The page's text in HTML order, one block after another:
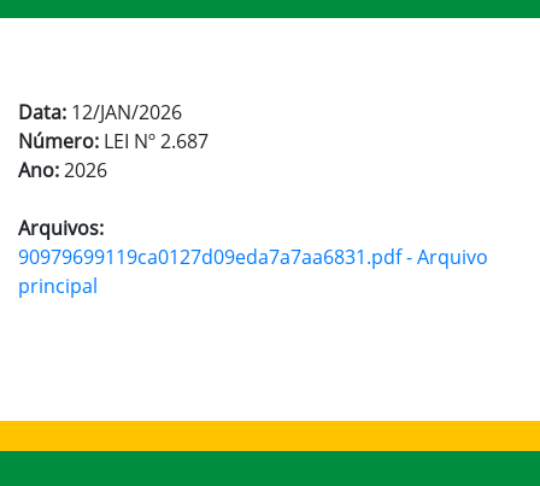
Data: 12/JAN/2026
Número: LEI Nº 2.687
Ano:2026
Arquivos:
90979699119ca0127d09eda7a7aa6831.pdf - Arquivo
principal